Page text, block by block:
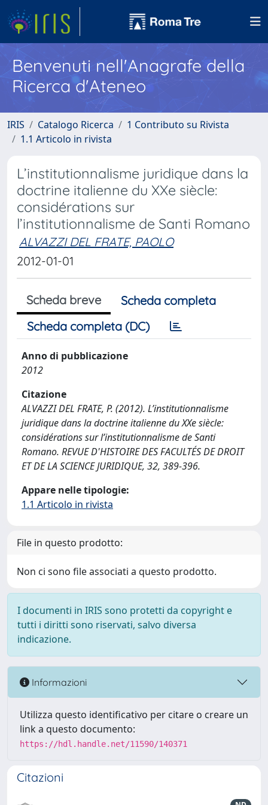
Benvenuti nell'Anagrafe della
Ricerca d'Ateneo
IRIS Catalogo Ricerca
1 Contributo su Rivista
1.1 Articolo in rivista
L’institutionnalisme juridique dans la
doctrine italienne du XXe siècle:
considérations sur
l’institutionnalisme de Santi Romano
ALVAZZI DEL FRATE, PAOLO
2012-01-01
Scheda breve
Scheda completa
Scheda completa (DC)
Anno di pubblicazione
2012
Citazione
ALVAZZI DEL FRATE, P. (2012). L’institutionnalisme
juridique dans la doctrine italienne du XXe siècle:
considérations sur l’institutionnalisme de Santi
Romano. REVUE D'HISTOIRE DES FACULTÉS DE DROIT
ET DE LA SCIENCE JURIDIQUE, 32, 389-396.
Appare nelle tipologie:
1.1 Articolo in rivista
File in questo prodotto:
Non ci sono file associati a questo prodotto.
I documenti in IRIS sono protetti da copyright e
tutti i diritti sono riservati, salvo diversa
indicazione.
Informazioni
Utilizza questo identificativo per citare o creare un
link a questo documento:
https://hdl.handle.net/11590/140371
Citazioni